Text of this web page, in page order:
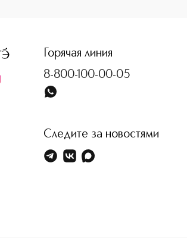
Горячая линия
8-800-100-00-05
Следите за новостями